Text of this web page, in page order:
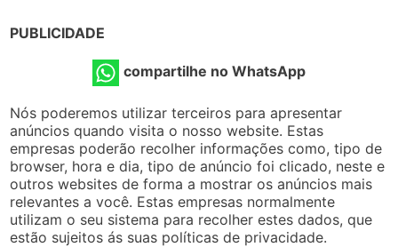
PUBLICIDADE
compartilhe no WhatsApp
Nós poderemos utilizar terceiros para apresentar
anúncios quando visita o nosso website. Estas
empresas poderão recolher informações como, tipo de
browser, hora e dia, tipo de anúncio foi clicado, neste e
outros websites de forma a mostrar os anúncios mais
relevantes a você. Estas empresas normalmente
utilizam o seu sistema para recolher estes dados, que
estão sujeitos ás suas políticas de privacidade.